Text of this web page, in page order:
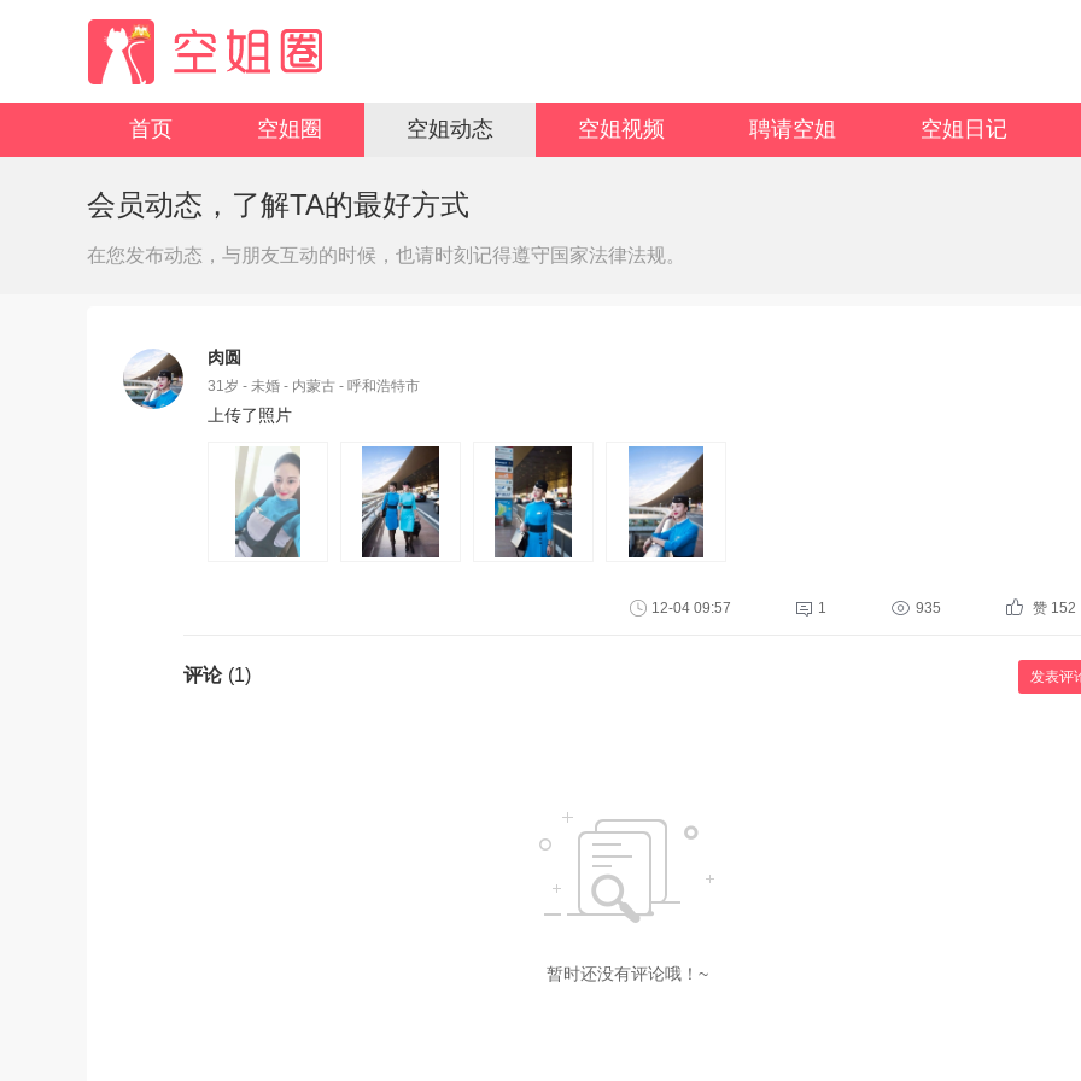
首页 空姐圈 空姐动态 空姐视频 聘请空姐 空姐日记
会员动态，了解TA的最好方式
在您发布动态，与朋友互动的时候，也请时刻记得遵守国家法律法规。
肉圆
31岁 - 未婚 - 内蒙古 - 呼和浩特市
上传了照片
12-04 09:57 1 935 赞 152
评论 (1) 发表评
暂时还没有评论哦！~